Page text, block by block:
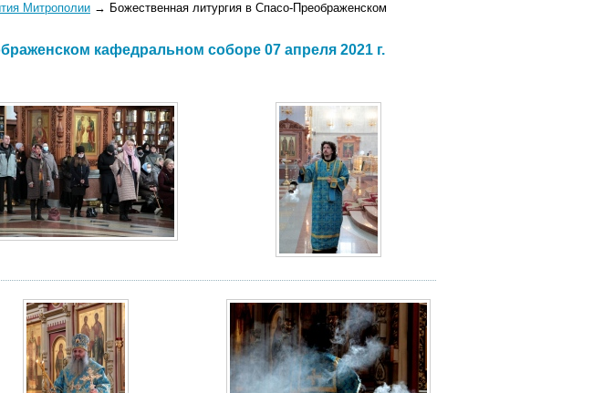
Митрополии → Божественная литургия в Спасо-Преображенском
кафедральном соборе 07 апреля 2021 г.